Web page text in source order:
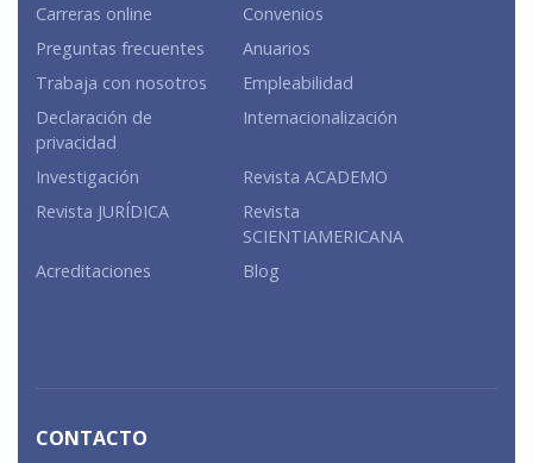
Carreras online
Convenios
Preguntas frecuentes
Anuarios
Trabaja con nosotros
Empleabilidad
Declaración de
privacidad
Internacionalización
Investigación
Revista ACADEMO
Revista JURÍDICA
Revista
SCIENTIAMERICANA
Acreditaciones
Blog
CONTACTO